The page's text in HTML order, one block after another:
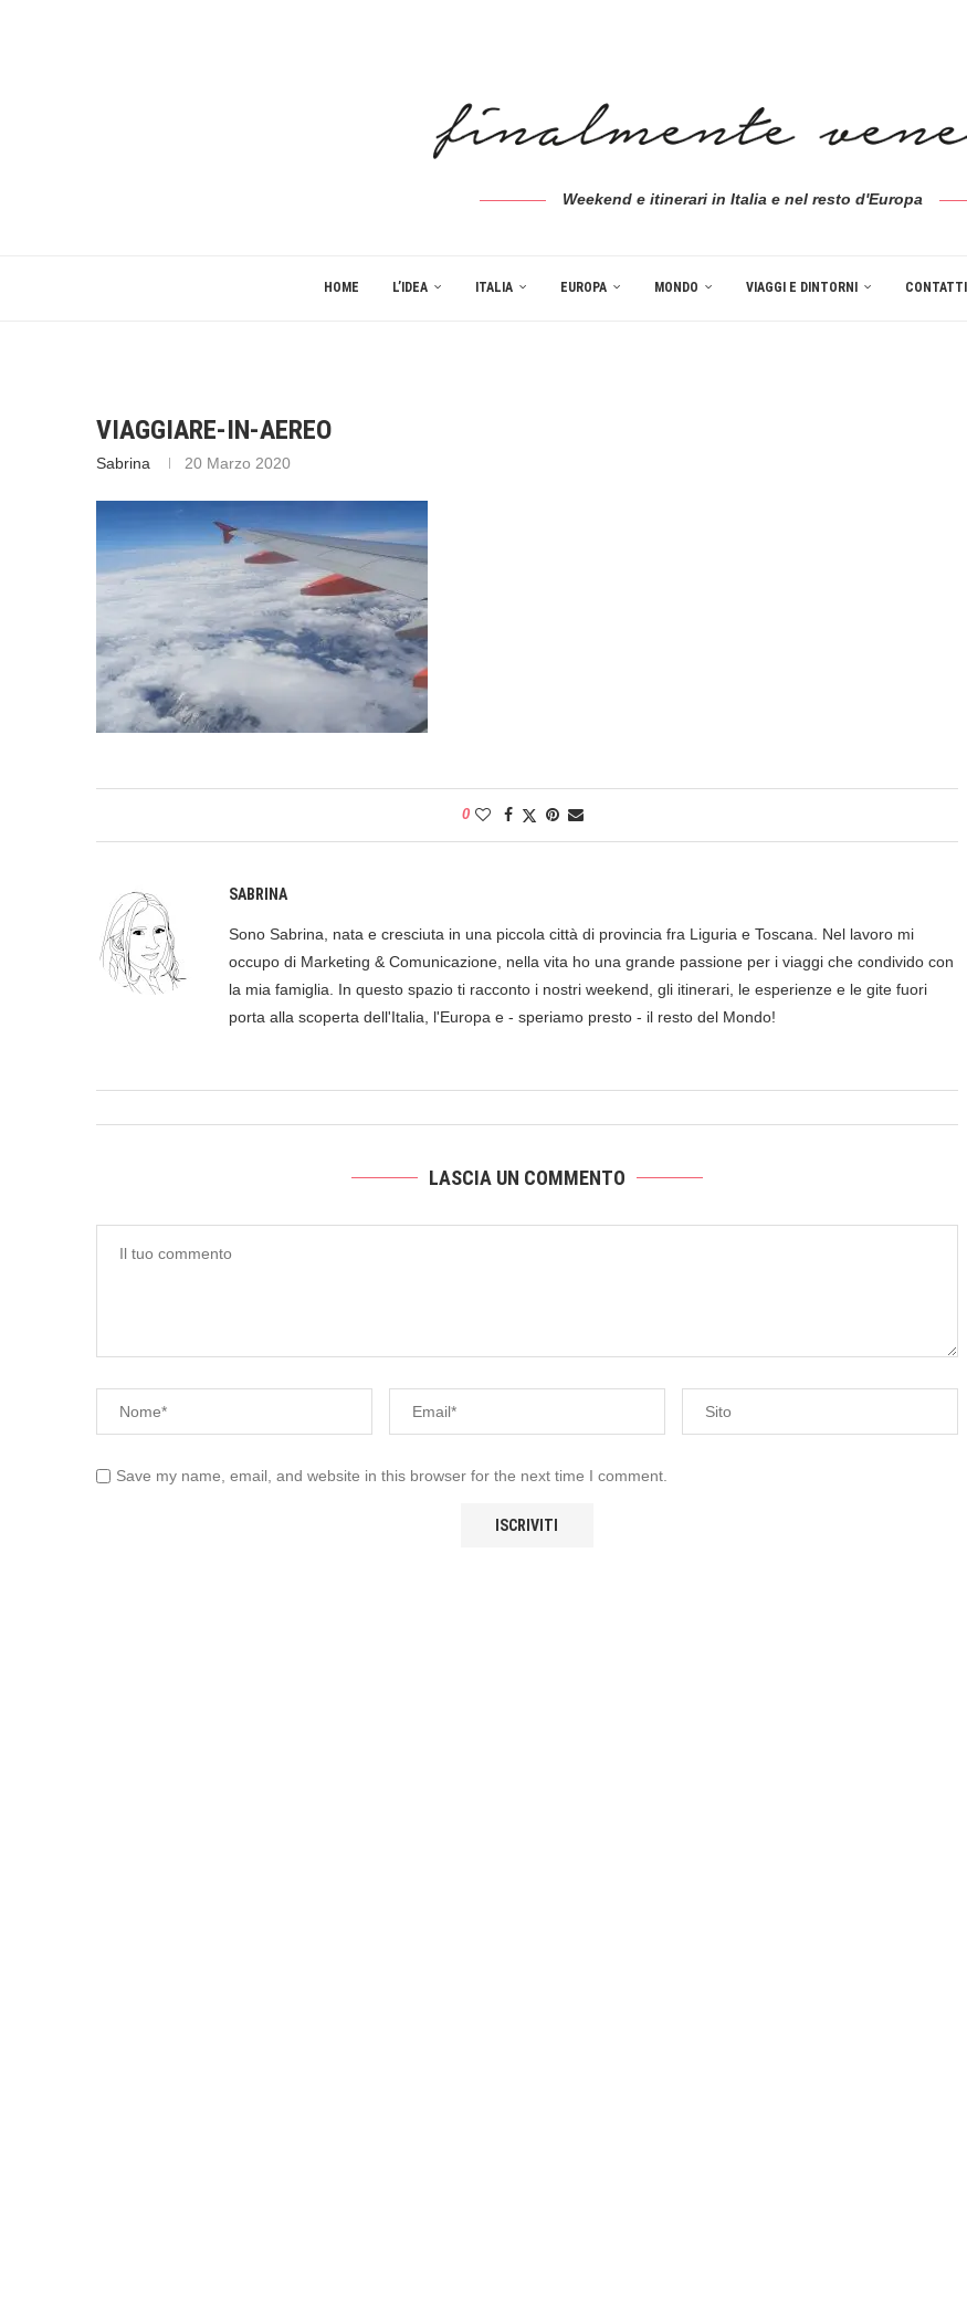
Weekend e itinerari in Italia e nel resto d'Europa
HOME L’IDEA ITALIA EUROPA MONDO VIAGGI E DINTORNI CONTATTI
VIAGGIARE-IN-AEREO
Sabrina 20 Marzo 2020
0
SABRINA
Sono Sabrina, nata e cresciuta in una piccola città di provincia fra Liguria e Toscana. Nel lavoro mi
occupo di Marketing & Comunicazione, nella vita ho una grande passione per i viaggi che condivido con
la mia famiglia. In questo spazio ti racconto i nostri weekend, gli itinerari, le esperienze e le gite fuori
porta alla scoperta dell'Italia, l'Europa e - speriamo presto - il resto del Mondo!
LASCIA UN COMMENTO
Save my name, email, and website in this browser for the next time I comment.